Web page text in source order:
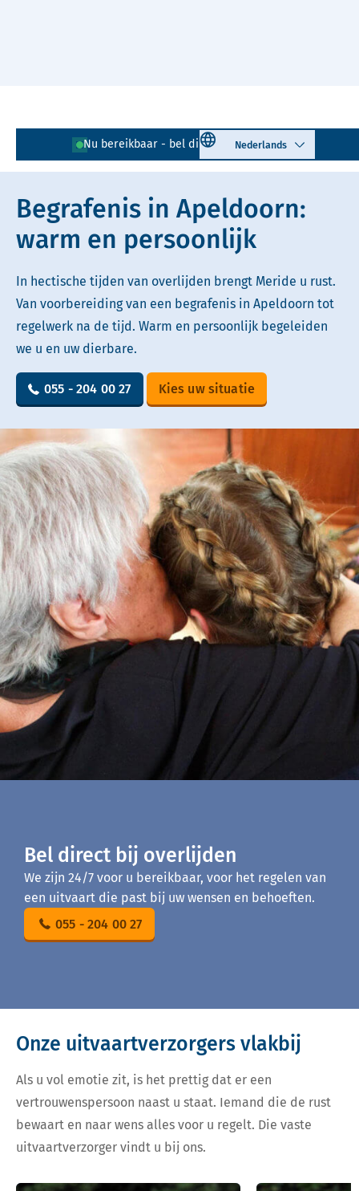
Nu bereikbaar - bel direct! 055 - 204 00 27
Select language
Lees voor Uitleg woorden
Simpele tekst
Begrafenis in Apeldoorn:
warm en persoonlijk
In hectische tijden van overlijden brengt Meride u rust.
Van voorbereiding van een begrafenis in Apeldoorn tot
regelwerk na de tijd. Warm en persoonlijk begeleiden
we u en uw dierbare.
055 - 204 00 27 Kies uw situatie
Bel direct bij overlijden
We zijn 24/7 voor u bereikbaar, voor het regelen van
een uitvaart die past bij uw wensen en behoeften.
055 - 204 00 27
Onze uitvaartverzorgers vlakbij
Als u vol emotie zit, is het prettig dat er een
vertrouwenspersoon naast u staat. Iemand die de rust
bewaart en naar wens alles voor u regelt. Die vaste
uitvaartverzorger vindt u bij ons.